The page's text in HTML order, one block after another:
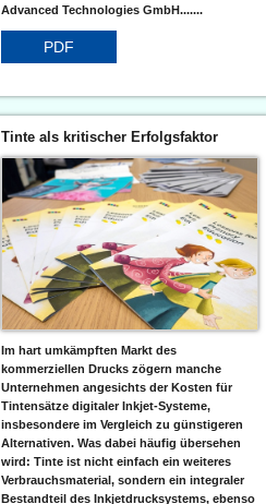
Advanced Technologies GmbH.......
PDF
Tinte als kritischer Erfolgsfaktor
Im hart umkämpften Markt des
kommerziellen Drucks zögern manche
Unternehmen angesichts der Kosten für
Tintensätze digitaler Inkjet-Systeme,
insbesondere im Vergleich zu günstigeren
Alternativen. Was dabei häufig übersehen
wird: Tinte ist nicht einfach ein weiteres
Verbrauchsmaterial, sondern ein integraler
Bestandteil des Inkjetdrucksystems, ebenso